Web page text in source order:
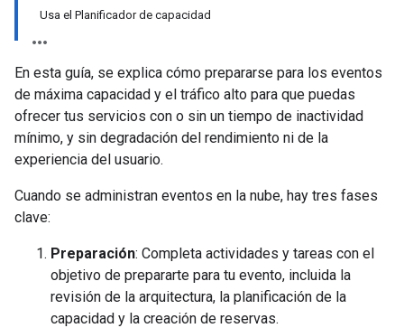
Usa el Planificador de capacidad
En esta guía, se explica cómo prepararse para los eventos
de máxima capacidad y el tráfico alto para que puedas
ofrecer tus servicios con o sin un tiempo de inactividad
mínimo, y sin degradación del rendimiento ni de la
experiencia del usuario.
Cuando se administran eventos en la nube, hay tres fases
clave:
Preparación: Completa actividades y tareas con el
objetivo de prepararte para tu evento, incluida la
revisión de la arquitectura, la planificación de la
capacidad y la creación de reservas.